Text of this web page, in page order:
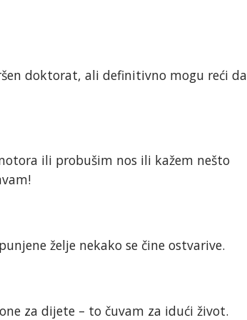
doktorat, ali definitivno mogu reći da
ili probušim nos ili kažem nešto
želje nekako se čine ostvarive.
za dijete – to čuvam za idući život.